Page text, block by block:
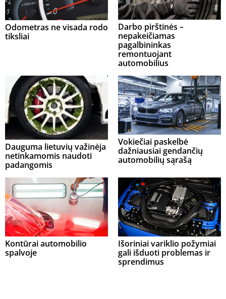
Odometras ne visada rodo
tiksliai
Darbo pirštinės –
nepakeičiamas
pagalbininkas
remontuojant
automobilius
Dauguma lietuvių važinėja
netinkamomis naudoti
padangomis
Vokiečiai paskelbė
dažniausiai gendančių
automobilių sąrašą
Kontūrai automobilio
spalvoje
Išoriniai variklio požymiai
gali išduoti problemas ir
sprendimus